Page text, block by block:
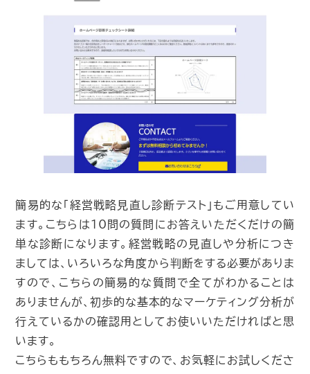
簡易的な「経営戦略見直し診断テスト」もご用意してい
ます。こちらは10問の質問にお答えいただくだけの簡
単な診断になります。経営戦略の見直しや分析につき
ましては、いろいろな角度から判断をする必要がありま
すので、こちらの簡易的な質問で全てがわかることは
ありませんが、初歩的な基本的なマーケティング分析が
行えているかの確認用としてお使いいただければと思
います。
こちらももちろん無料ですので、お気軽にお試しくださ